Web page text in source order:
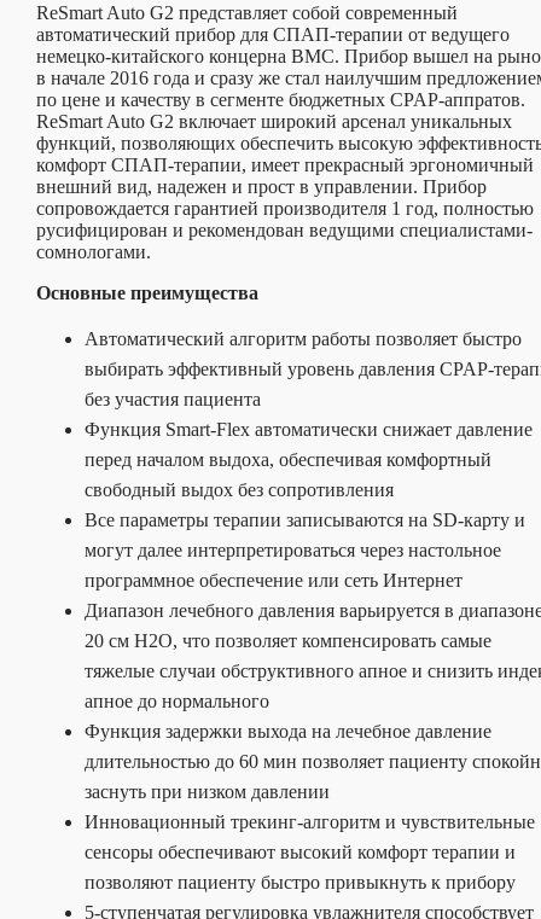
ReSmart Auto G2 представляет собой современный
автоматический прибор для СПАП-терапии от ведущего
немецко-китайского концерна BMC. Прибор вышел на
в начале 2016 года и сразу же стал наилучшим
по цене и качеству в сегменте бюджетных CPAP-аппратов.
ReSmart Auto G2 включает широкий арсенал уникальных
функций, позволяющих обеспечить высокую
комфорт СПАП-терапии, имеет прекрасный эргономичный
внешний вид, надежен и прост в управлении. Прибор
сопровождается гарантией производителя 1 год, полностью
русифицирован и рекомендован ведущими специалистами-
сомнологами.
Основные преимущества
Автоматический алгоритм работы позволяет быстро
выбирать эффективный уровень давления CPAP-
без участия пациента
Функция Smart-Flex автоматически снижает давление
перед началом выдоха, обеспечивая комфортный
свободный выдох без сопротивления
Все параметры терапии записываются на SD-карту и
могут далее интерпретироваться через настольное
программное обеспечение или сеть Интернет
Диапазон лечебного давления варьируется в
20 см H2O, что позволяет компенсировать самые
тяжелые случаи обструктивного апное и снизить
апное до нормального
Функция задержки выхода на лечебное давление
длительностью до 60 мин позволяет пациенту
заснуть при низком давлении
Инновационный трекинг-алгоритм и чувствительные
сенсоры обеспечивают высокий комфорт терапии и
позволяют пациенту быстро привыкнуть к прибору
5-ступенчатая регулировка увлажнителя способствует